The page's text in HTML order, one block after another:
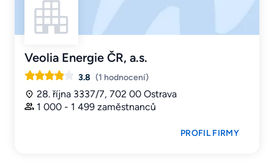
Veolia Energie ČR, a.s.
3.8 (1 hodnocení)
28. října 3337/7, 702 00 Ostrava
1 000 - 1 499 zaměstnanců
PROFIL FIRMY